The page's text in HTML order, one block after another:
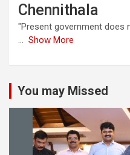
Chennithala
"Present government does
... Show More
You may Missed